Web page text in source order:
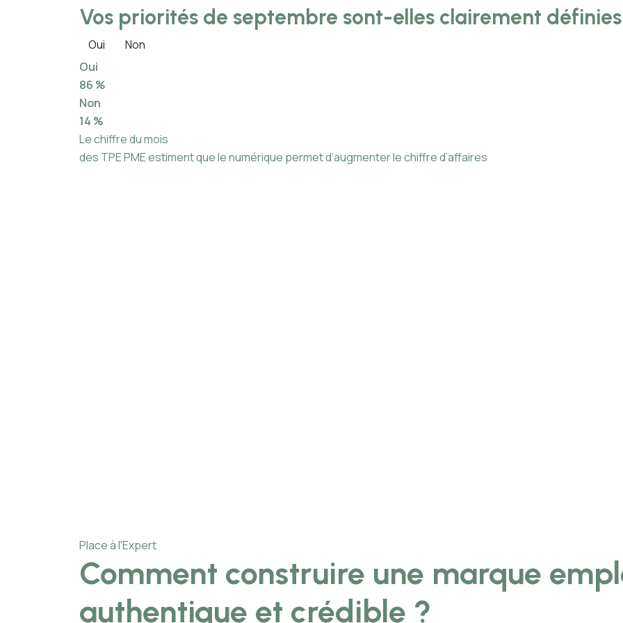
Vos priorités de septembre sont-elles clairement
Oui
Non
Oui
86 %
Non
14 %
Le chiffre du mois
des TPE PME estiment que le numérique permet d’augmenter le chiffre d’affaires
Place à l'Expert
Comment construire une marque
authentique et crédible ?